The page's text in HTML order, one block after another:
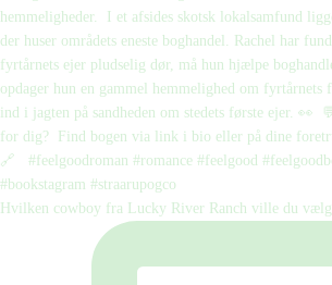
Hvilken cowboy fra Lucky River Ranch ville du vælg